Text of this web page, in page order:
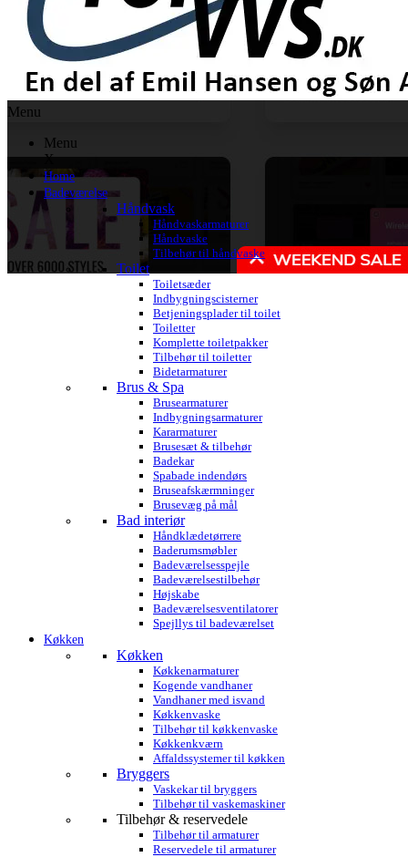
Menu
Menu
X
Home
Badeværelse
Håndvask
Håndvaskarmaturer
Håndvaske
Tilbehør til håndvaske
Toilet
Toiletsæder
Indbygningscisterner
Betjeningsplader til toilet
Toiletter
Komplette toiletpakker
Tilbehør til toiletter
Bidetarmaturer
Brus & Spa
Brusearmaturer
Indbygningsarmaturer
Kararmaturer
Brusesæt & tilbehør
Badekar
Spabade indendørs
Bruseafskærmninger
Brusevæg på mål
Bad interiør
Håndklædetørrere
Baderumsmøbler
Badeværelsesspejle
Badeværelsestilbehør
Højskabe
Badeværelsesventilatorer
Spejllys til badeværelset
Køkken
Køkken
Køkkenarmaturer
Kogende vandhaner
Vandhaner med isvand
Køkkenvaske
Tilbehør til køkkenvaske
Køkkenkværn
Affaldssystemer til køkken
Bryggers
Vaskekar til bryggers
Tilbehør til vaskemaskiner
Tilbehør & reservedele
Tilbehør til armaturer
Reservedele til armaturer